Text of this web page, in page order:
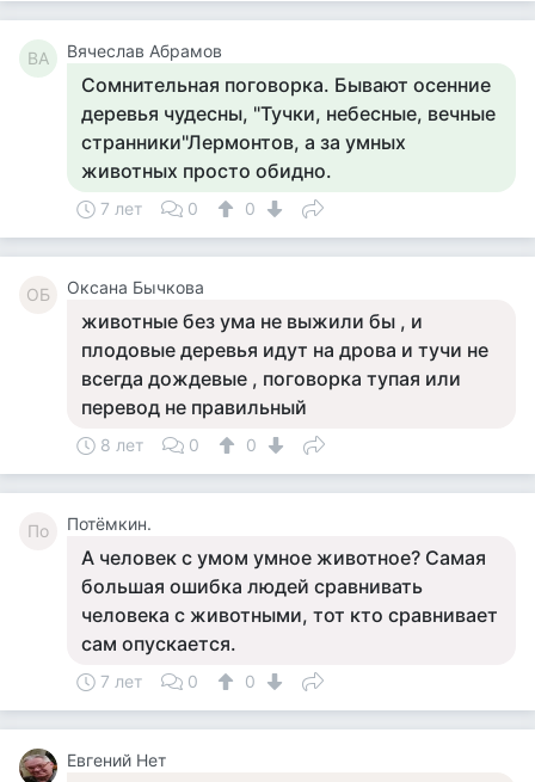
ВА Вячеслав Абрамов
Сомнительная поговорка. Бывают осенние
деревья чудесны, "Тучки, небесные, вечные
странники"Лермонтов, а за умных
животных просто обидно.
7 лет 0 0
ОБ Оксана Бычкова
животные без ума не выжили бы , и
плодовые деревья идут на дрова и тучи не
всегда дождевые , поговорка тупая или
перевод не правильный
8 лет 0 0
По Потёмкин.
А человек с умом умное животное? Самая
большая ошибка людей сравнивать
человека с животными, тот кто сравнивает
сам опускается.
7 лет 0 0
Евгений Нет